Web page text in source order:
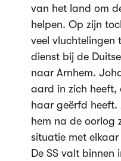
van het land om
helpen. Op zijn
veel vluchtelingen
dienst bij de
naar Arnhem.
aard in zich
haar geërfd
hem na de oorlog
situatie met elkaar
De SS valt binnen